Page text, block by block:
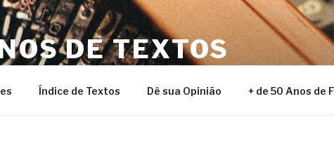
DE TEXTOS
Índice de Textos Dê sua Opinião + de 50 Anos de